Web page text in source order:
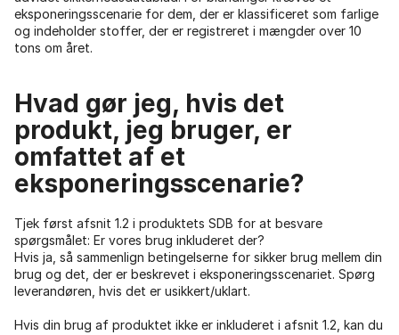
eksponeringsscenarie for dem, der er klassificeret som farlige
og indeholder stoffer, der er registreret i mængder over 10
tons om året.
Hvad gør jeg, hvis det
produkt, jeg bruger, er
omfattet af et
eksponeringsscenarie?
Tjek først afsnit 1.2 i produktets SDB for at besvare
spørgsmålet: Er vores brug inkluderet der?
Hvis ja, så sammenlign betingelserne for sikker brug mellem din
brug og det, der er beskrevet i eksponeringsscenariet. Spørg
leverandøren, hvis det er usikkert/uklart.
Hvis din brug af produktet ikke er inkluderet i afsnit 1.2, kan du